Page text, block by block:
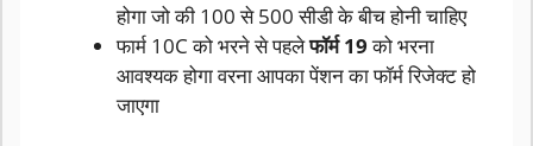
होगा जो की 100 से 500 सीडी के बीच होनी चाहिए
फार्म 10C को भरने से पहलेफॉर्म 19को भरना
आवश्यक होगा वरना आपका पेंशन का फॉर्म रिजेक्ट हो
जाएगा